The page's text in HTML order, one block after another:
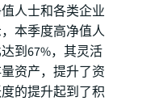
人士和各类企业
本季度高净值人
到67%，其灵活
资产，提升了资
的提升起到了积